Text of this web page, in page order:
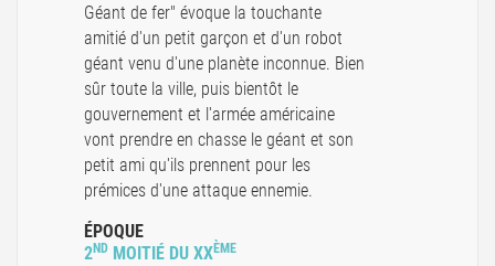
Géant de fer" évoque la touchante
amitié d'un petit garçon et d'un robot
géant venu d'une planète inconnue. Bien
sûr toute la ville, puis bientôt le
gouvernement et l'armée américaine
vont prendre en chasse le géant et son
petit ami qu'ils prennent pour les
prémices d'une attaque ennemie.
ÉPOQUE
2ND MOITIÉ DU XXÈME